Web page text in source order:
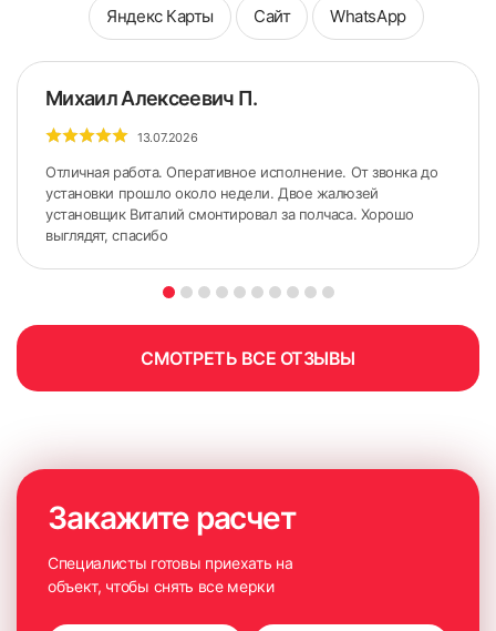
5. По сделанным ранее меткам приложить карниз.
точного горизонтального расположения карниза.
Яндекс Карты Сайт WhatsApp
Михаил Алексеевич П.
13.07.2026
Отличная работа. Оперативное исполнение. От звонка до
установки прошло около недели. Двое жалюзей
установщик Виталий смонтировал за полчаса. Хорошо
выглядят, спасибо
СМОТРЕТЬ ВСЕ ОТЗЫВЫ
Закажите расчет
Специалисты готовы приехать на
объект, чтобы снять все мерки